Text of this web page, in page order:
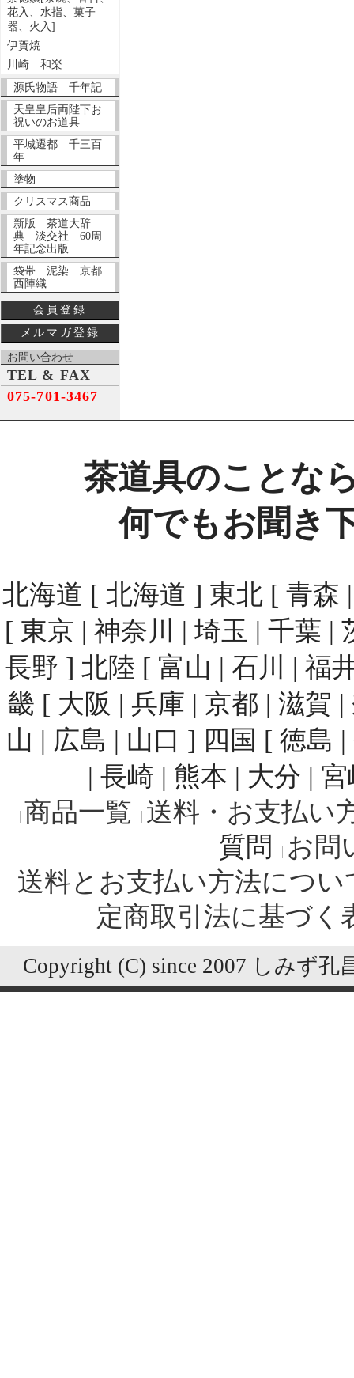
花入、水指、菓子
器、火入]
伊賀焼
川崎 和楽
源氏物語 千年記
天皇皇后両陛下お
祝いのお道具
平城遷都 千三百
年
塗物
クリスマス商品
新版 茶道大辞
典 淡交社 60周
年記念出版
袋帯 泥染 京都
西陣織
会員登録
メルマガ登録
お問い合わせ
TEL & FAX
075-701-3467
茶道具のことな
何でもお聞き
北海道 [ 北海道 ] 東北 [ 青森
[ 東京 | 神奈川 | 埼玉 | 千葉 |
長野 ] 北陸 [ 富山 | 石川 | 福
畿 [ 大阪 | 兵庫 | 京都 | 滋賀
山 | 広島 | 山口 ] 四国 [ 徳島
| 長崎 | 熊本 | 大分 |
商品一覧 送料・お支払い
質問
お問
送料とお支払い方法につい
定商取引法に基づく
Copyright (C) since 2007 しみず